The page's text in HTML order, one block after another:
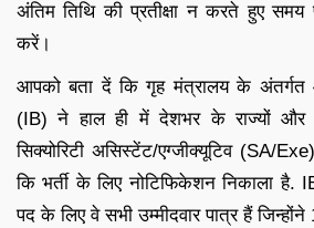
अंतिम तिथि की प्रतीक्षा न करते हुए समय
करें।
आपको बता दें कि गृह मंत्रालय के अंतर्गत
(IB) ने हाल ही में देशभर के राज्यों और
सिक्योरिटी असिस्टेंट/एग्जीक्यूटिव (SA/
कि भर्ती के लिए नोटिफिकेशन निकाला
पद के लिए वे सभी उम्मीदवार पात्र हैं